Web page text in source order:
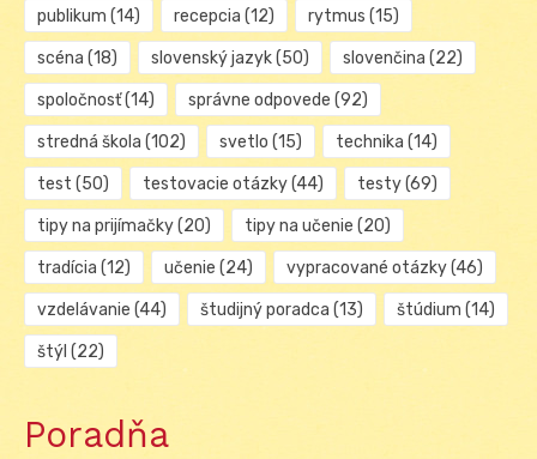
publikum (14) recepcia (12) rytmus (15)
scéna (18) slovenský jazyk(50) slovenčina (22)
spoločnosť(14) správne odpovede (92)
stredná škola (102) svetlo (15) technika (14)
test (50) testovacie otázky(44) testy(69)
tipy na prijímačky(20) tipy na učenie (20)
tradícia (12) učenie (24) vypracované otázky(46)
vzdelávanie (44) študijný poradca (13) štúdium (14)
štýl (22)
Poradňa